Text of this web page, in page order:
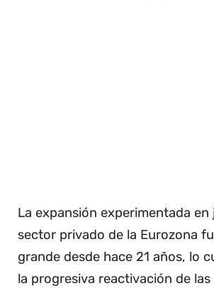
La expansión experimentada en
sector privado de la Eurozona
grande desde hace 21 años, lo
la progresiva reactivación de